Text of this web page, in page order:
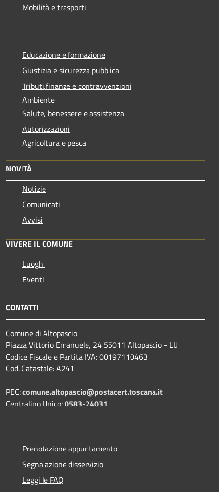
Mobilità e trasporti
Educazione e formazione
Giustizia e sicurezza pubblica
Tributi,finanze e contravvenzioni
Ambiente
Salute, benessere e assistenza
Autorizzazioni
Agricoltura e pesca
NOVITÀ
Notizie
Comunicati
Avvisi
VIVERE IL COMUNE
Luoghi
Eventi
CONTATTI
Comune di Altopascio
Piazza Vittorio Emanuele, 24 55011 Altopascio - LU
Codice Fiscale e Partita IVA: 00197110463
Cod. Catastale: A241
PEC:comune.altopascio@postacert.toscana.it
Centralino Unico:0583-24031
Prenotazione appuntamento
Segnalazione disservizio
Leggi le FAQ